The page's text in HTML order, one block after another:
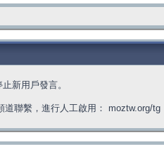
新用戶發言。
聯繫，進行人工啟用： moztw.org/tg